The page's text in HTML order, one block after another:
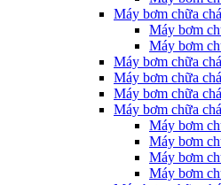
Máy bơm chữa
Máy bơm
Máy bơm
Máy bơm chữa
Máy bơm chữa
Máy bơm chữa
Máy bơm chữa
Máy bơm
Máy bơm
Máy bơm
Máy bơm